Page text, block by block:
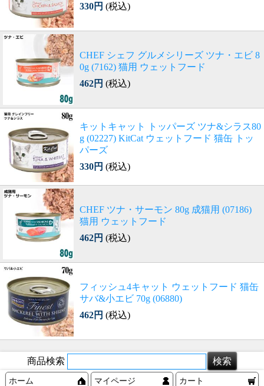
330円 (税込)
CHEF シェフ グルメシリーズ ツナ・エビ 8
0g (7162) 猫用 ウェットフード
462円 (税込)
キットキャット トッパーズ ツナ&シラス80
g (02227) KitCat ウェットフード 猫缶 トッ
パーズ
330円 (税込)
CHEF ツナ・サーモン 80g 成猫用 (07186)
猫用 ウェットフード
462円 (税込)
フィッシュ4キャット ウェットフード 猫缶
サバ&小エビ 70g (06880)
462円 (税込)
商品検索
ホーム マイページ カート